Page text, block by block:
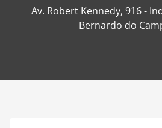
Av. Robert Kennedy, 916 -
Bernardo do